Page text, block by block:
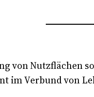
Nutzflächen
im Verbund von